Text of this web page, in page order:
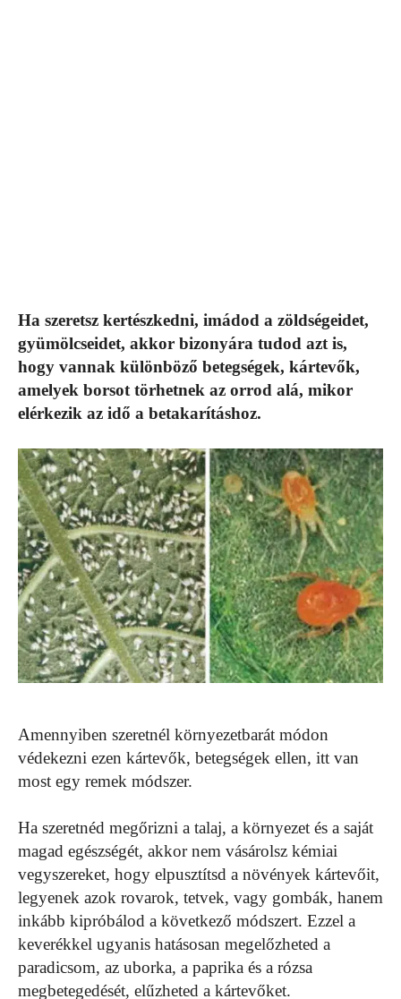
Ha szeretsz kertészkedni, imádod a zöldségeidet,
gyümölcseidet, akkor bizonyára tudod azt is,
hogy vannak különböző betegségek, kártevők,
amelyek borsot törhetnek az orrod alá, mikor
elérkezik az idő a betakarításhoz.
Amennyiben szeretnél környezetbarát módon
védekezni ezen kártevők, betegségek ellen, itt van
most egy remek módszer.
Ha szeretnéd megőrizni a talaj, a környezet és a saját
magad egészségét, akkor nem vásárolsz kémiai
vegyszereket, hogy elpusztítsd a növények kártevőit,
legyenek azok rovarok, tetvek, vagy gombák, hanem
inkább kipróbálod a következő módszert. Ezzel a
keverékkel ugyanis hatásosan megelőzheted a
paradicsom, az uborka, a paprika és a rózsa
megbetegedését, elűzheted a kártevőket.